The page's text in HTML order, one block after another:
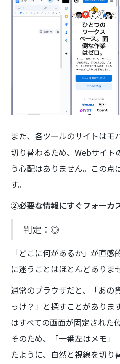
また、各ツールのサイトはモ
切り替わるため、Webサイト
う心配はありません。この点
す。
②必要な情報にすぐフォーカ
判定：◎
「どこに何があるか」が直
に迷うことはほとんどありま
通常のブラウザだと、「あの
っけ？」と探すことがありま
はすべての画面が固定された
そのため、「一番左はメモ
たように、自然と視線を切り